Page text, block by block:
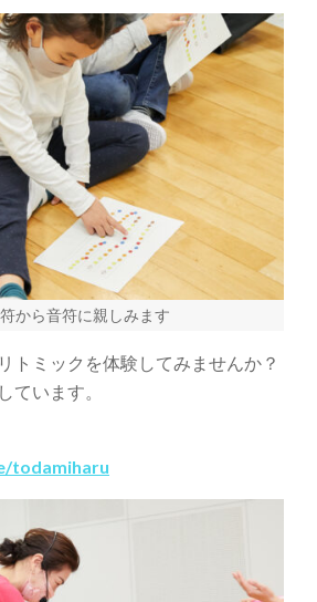
から音符に親しみます
トミックを体験してみませんか？
ています。
todamiharu